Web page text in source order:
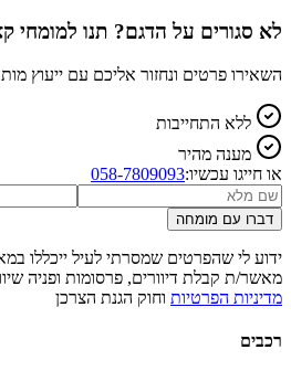
לא סגורים על הדגם? תנו למומחי
השאירו פרטים ונחזור אליכם עם ייעוץ
ללא התחייבות
מענה מהיר
או חייגו עכשיו:058-7809093
דברו עם מומחה
ידוע לי שהפרטים שמסרתי לעיל ייכללו
מאשר/ת קבלת דיוורים, פרסומות ופניה
מדיניות הפרטיות וחוק הגנת הצרכן
רכבים